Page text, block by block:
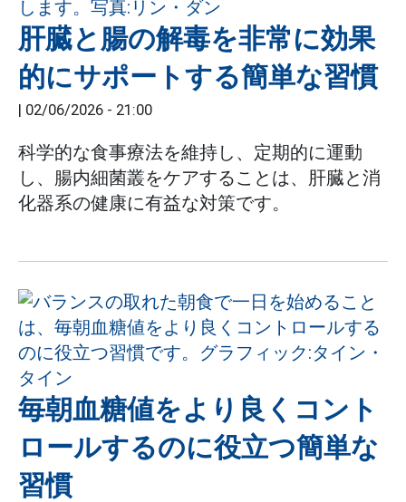
肝臓と腸の解毒を非常に効果
的にサポートする簡単な習慣
| 02/06/2026 - 21:00
科学的な食事療法を維持し、定期的に運動
し、腸内細菌叢をケアすることは、肝臓と消
化器系の健康に有益な対策です。
毎朝血糖値をより良くコント
ロールするのに役立つ簡単な
習慣